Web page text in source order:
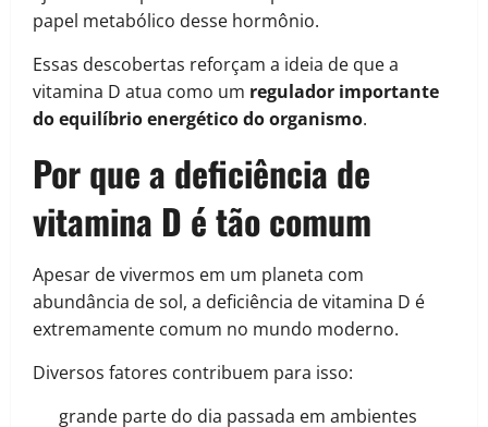
papel metabólico desse hormônio.
Essas descobertas reforçam a ideia de que a
vitamina D atua como um regulador importante
do equilíbrio energético do organismo.
Por que a deficiência de
vitamina D é tão comum
Apesar de vivermos em um planeta com
abundância de sol, a deficiência de vitamina D é
extremamente comum no mundo moderno.
Diversos fatores contribuem para isso:
grande parte do dia passada em ambientes